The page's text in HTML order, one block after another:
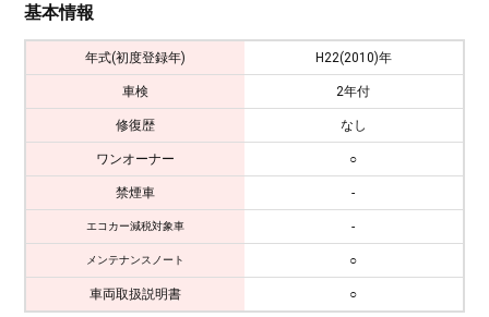
基本情報
年式(初度登録年) H22(2010)年
車検 2年付
修復歴 なし
ワンオーナー ○
禁煙車 -
エコカー減税対象車 -
メンテナンスノート ○
車両取扱説明書 ○